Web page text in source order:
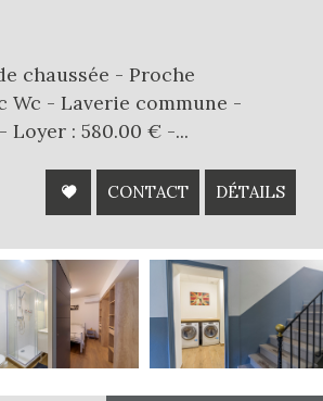
chaussée - Proche
Wc - Laverie commune -
: 580.00 € -...
CONTACT DÉTAILS